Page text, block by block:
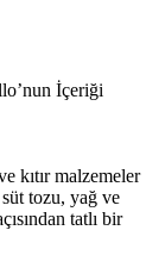
İçeriği
kıtır malzemeler
tozu, yağ ve
tatlı bir